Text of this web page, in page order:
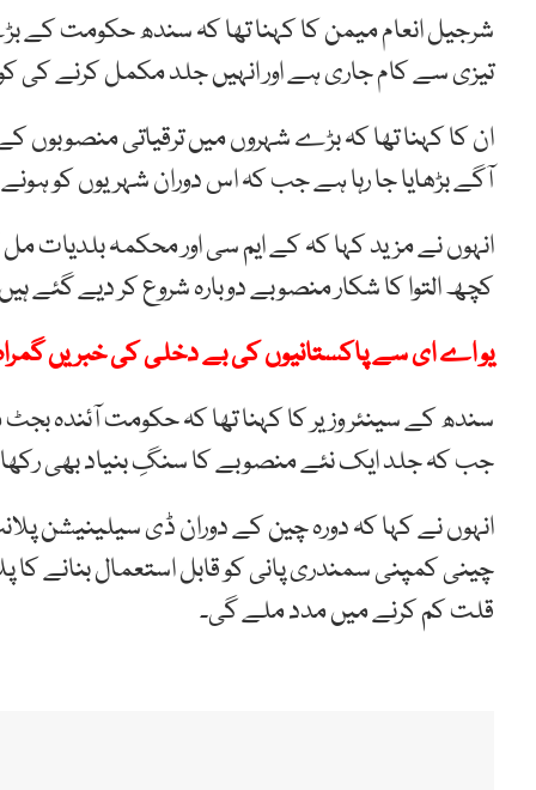
شرجیل انعام میمن کا کہنا تھا کہ سندھ حکومت کے
تیزی سے کام جاری ہے اور انہیں جلد مکمل کرنے
ان کا کہنا تھا کہ بڑے شہروں میں ترقیاتی منصوبوں
آگے بڑھایا جا رہا ہے جب کہ اس دوران شہریوں کو
انہوں نے مزید کہا کہ کے ایم سی اور محکمہ بلدیات
کچھ التوا کا شکار منصوبے دوبارہ شروع کر دیے گئے
یو اے ای سے پاکستانیوں کی بے دخلی کی خبریں
سندھ کے سینئر وزیر کا کہنا تھا کہ حکومت آئندہ
جب کہ جلد ایک نئے منصوبے کا سنگِ بنیاد بھی رکھا
انہوں نے کہا کہ دورہ چین کے دوران ڈی سیلینیشن
چینی کمپنی سمندری پانی کو قابل استعمال
قلت کم کرنے میں مدد ملے گی۔